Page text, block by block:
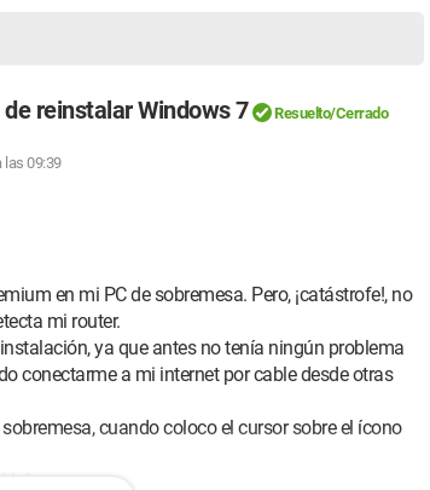
reinstalar Windows 7 Resuelto/Cerrado
las 09:39
en mi PC de sobremesa. Pero, ¡catástrofe!, no
mi router.
ya que antes no tenía ningún problema
conectarme a mi internet por cable desde otras
cuando coloco el cursor sobre el ícono